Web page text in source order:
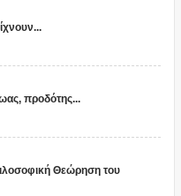
προδότης...
Θεώρηση του